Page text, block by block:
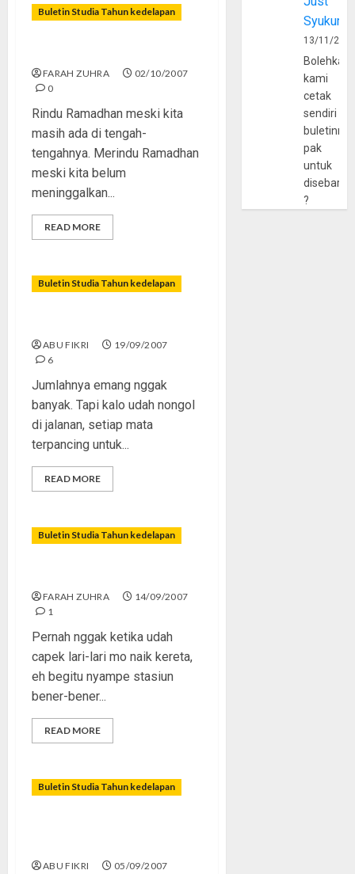
Buletin Studia Tahun kedelapan
FARAH ZUHRA
02/10/2007
0
Rindu Ramadhan meski kita
masih ada di tengah-
tengahnya. Merindu Ramadhan
meski kita belum
meninggalkan...
READ MORE
Buletin Studia Tahun kedelapan
ABU FIKRI
19/09/2007
6
Jumlahnya emang nggak
banyak. Tapi kalo udah nongol
di jalanan, setiap mata
terpancing untuk...
READ MORE
Buletin Studia Tahun kedelapan
FARAH ZUHRA
14/09/2007
1
Pernah nggak ketika udah
capek lari-lari mo naik kereta,
eh begitu nyampe stasiun
bener-bener...
READ MORE
Buletin Studia Tahun kedelapan
ABU FIKRI
05/09/2007
Syukur
13/11/
Bolehkah
kami
cetak
sendiri
pak
untuk
?